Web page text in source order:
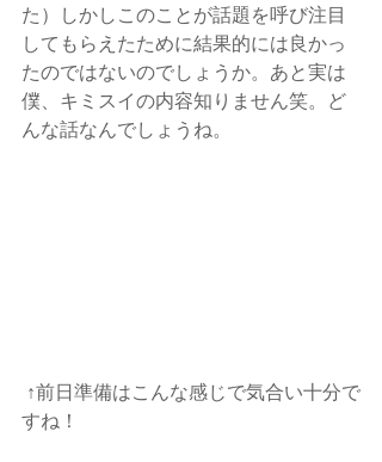
た）しかしこのことが話題を呼び注目
してもらえたために結果的には良かっ
たのではないのでしょうか。あと実は
僕、キミスイの内容知りません笑。ど
んな話なんでしょうね。
すね！